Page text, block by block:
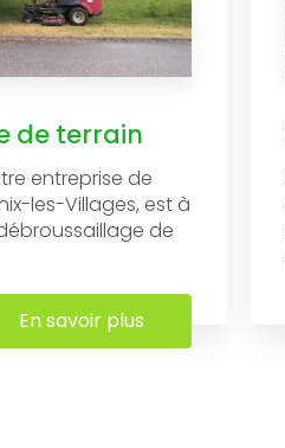
de terrain
entreprise de
les-Villages, est à
de
En savoir plus